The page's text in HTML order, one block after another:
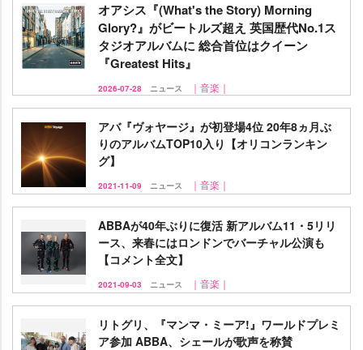
オアシス『(What's the Story) Morning
Glory?』がビートルズ超え 英国歴代No.1ス
タジオアルバムに 総合首位はクイーン
『Greatest Hits』
2026-07-28 ニュース ｜音楽｜
アバ『ヴォヤージ』が初登場4位 20年8ヵ月ぶ
りのアルバムTOP10入り【オリコンランキン
グ】
2021-11-09 ニュース ｜音楽｜
ABBAが40年ぶりに復活 新アルバム11・5リリ
ース、来春にはロンドンでバーチャル公演も
【コメント全文】
2021-09-03 ニュース ｜音楽｜
リトグリ、『マンマ・ミーア!』ワールドプレミ
ア参加 ABBA、シェールが歌声を称賛